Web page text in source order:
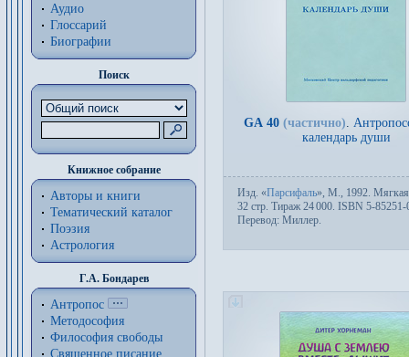
Аудио
Глоссарий
Биографии
Поиск
Книжное собрание
Авторы и книги
Тематический каталог
Поэзия
Астрология
Г.А. Бондарев
Антропос
Методософия
Философия cвободы
Священное писание
GA 40 (частично)
календарь души
Изд. «Парсифаль», М.
, 1992.
32 стр. Тираж 24000. ISBN 5-85251-
Пере­вод: Миллер